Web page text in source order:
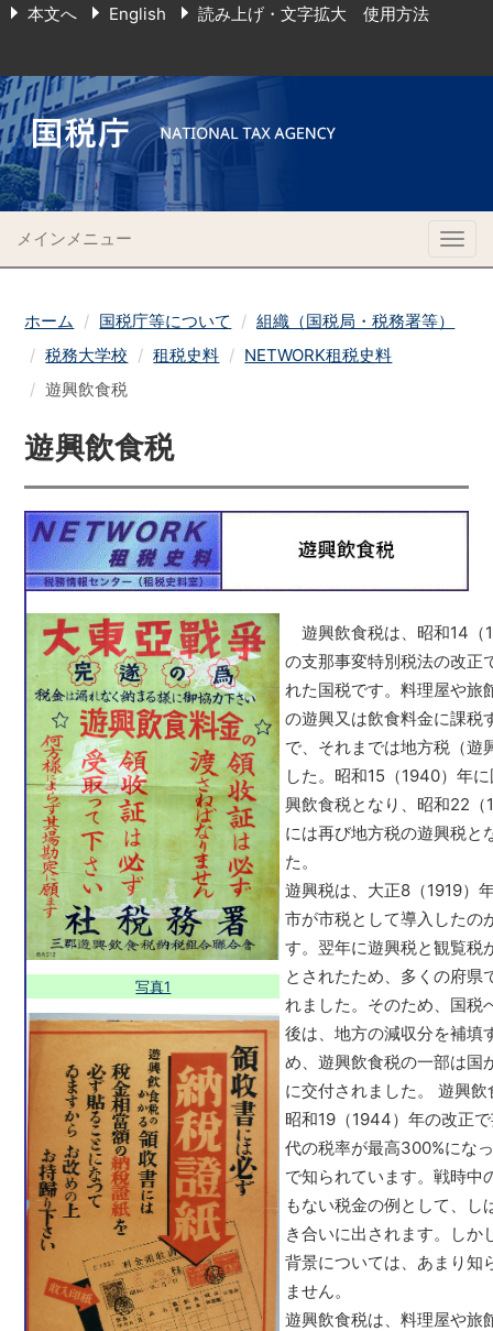
本文へ English 読み上げ・文字拡大 使用方法
メインメニュー
ホーム 国税庁等について
組織（国税局・税務署等）
税務大学校
租税史料
NETWORK租税史料
遊興飲食税
遊興飲食税
写真1
遊興飲食税は、昭和14（
の支那事変特別税法の改正
れた国税です。料理屋や旅
の遊興又は飲食料金に課税
で、それまでは地方税（遊
した。昭和15（1940）年
興飲食税となり、昭和22（
には再び地方税の遊興税と
た。
遊興税は、大正8（1919）
市が市税として導入したの
す。翌年に遊興税と観覧税
とされたため、多くの府県
れました。そのため、国税
後は、地方の減収分を補填
め、遊興飲食税の一部は国
に交付されました。 遊興飲
昭和19（1944）年の改正
代の税率が最高300%にな
で知られています。戦時中
もない税金の例として、し
き合いに出されます。しか
背景については、あまり知
ません。
遊興飲食税は、料理屋や旅